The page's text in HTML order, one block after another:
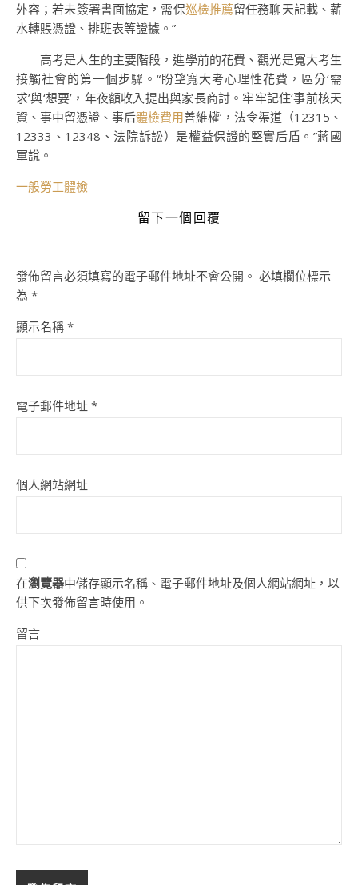
外容；若未簽署書面協定，需保巡檢推薦留任務聊天記載、薪
水轉賬憑證、排班表等證據。”
高考是人生的主要階段，進學前的花費、觀光是寬大考生
接觸社會的第一個步驟。“盼望寬大考心理性花費，區分‘需
求’與‘想要’，年夜額收入提出與家長商討。牢牢記住‘事前核天
資、事中留憑證、事后體檢費用善維權’，法令渠道（12315、
12333、12348、法院訴訟）是權益保證的堅實后盾。”蔣國
軍說。
一般勞工體檢
留下一個回覆
發佈留言必須填寫的電子郵件地址不會公開。 必填欄位標示
為 *
顯示名稱 *
電子郵件地址 *
個人網站網址
在瀏覽器中儲存顯示名稱、電子郵件地址及個人網站網址，以
供下次發佈留言時使用。
留言